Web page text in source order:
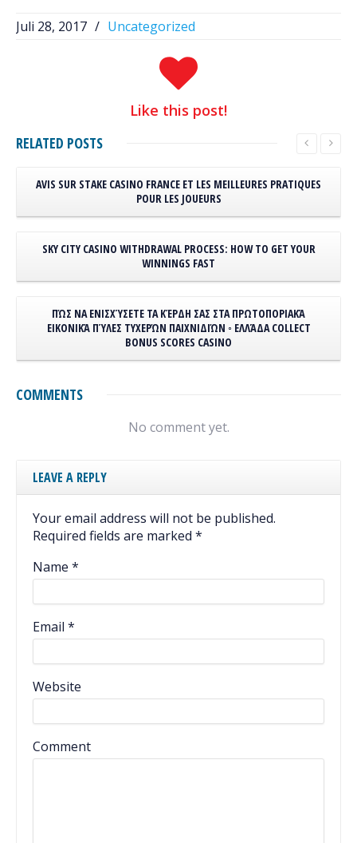
Juli 28, 2017 / Uncategorized
Like this post!
RELATED POSTS
AVIS SUR STAKE CASINO FRANCE ET LES MEILLEURES PRATIQUES
POUR LES JOUEURS
SKY CITY CASINO WITHDRAWAL PROCESS: HOW TO GET YOUR
WINNINGS FAST
ΠΏΣ ΝΑ ΕΝΙΣΧΎΣΕΤΕ ΤΑ ΚΈΡΔΗ ΣΑΣ ΣΤΑ ΠΡΩΤΟΠΟΡΙΑΚΆ
ΕΙΚΟΝΙΚΆ ΠΎΛΕΣ ΤΥΧΕΡΏΝ ΠΑΙΧΝΙΔΙΏΝ ◦ ΕΛΛΆΔΑ COLLECT
BONUS SCORES CASINO
COMMENTS
No comment yet.
LEAVE A REPLY
Your email address will not be published.
Required fields are marked *
Name *
Email *
Website
Comment